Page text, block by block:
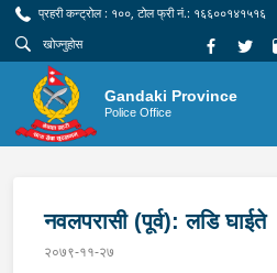
प्रहरी कन्ट्रोल : १००, टोल फ्री नं.: १६६००१४१५१६
Gandaki Province
Police Office
नवलपरासी (पूर्व): लडि घाईते
२०७९-११-२७